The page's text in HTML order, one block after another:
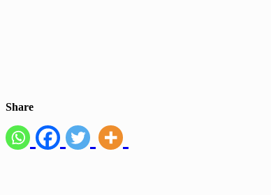
Share